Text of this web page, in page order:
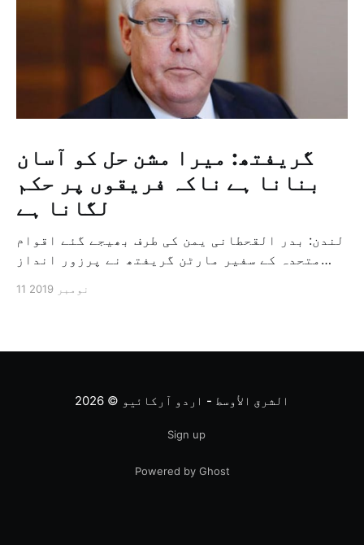
گریفتھ: میرا مشن حل کو آسان
بنانا ہے ناکہ فریقوں پر حکم
لگانا ہے
لندن: بدر القحطانی یمن کی طرف بھیجے گئے اقوام
متحدہ کے سفیر مارٹن گریفتھ نے پرزور انداز
ثالثی اور اس کشمکش کی حدبندی کرنے کے لئے ایک
11 نومبر 2019
الشرق الأوسط - اردو آرکائیو © 2026
Sign up
Powered by Ghost